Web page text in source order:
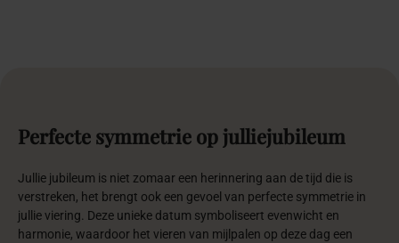
Perfecte symmetrie opjulliejubileum
Jullie jubileum is niet zomaar een herinnering aan de tijd die is
verstreken, het brengt ook een gevoel van perfecte symmetrie in
jullie viering. Deze unieke datum symboliseert evenwicht en
harmonie, waardoor het vieren van mijlpalen op deze dag een